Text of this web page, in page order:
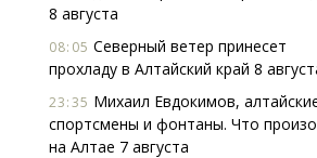
8 августа
08:05 Северный ветер принесет
прохладу в Алтайский край 8
23:35 Михаил Евдокимов,
спортсмены и фонтаны. Что
на Алтае 7 августа